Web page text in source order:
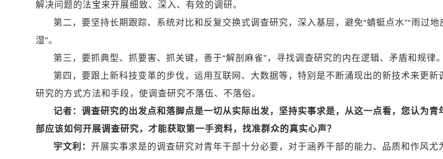
解决问题的法宝来开展细致、深入、有效的调研。
第二，要坚持长期跟踪、系统对比和反复交换式调查研究，深入基层，避免“蜻蜓点水”“雨过地
湿”。
第三，要抓典型、抓要害、抓关键，善于“解剖麻雀”，寻找调查研究的内在逻辑、矛盾和规律。
第四，要跟上新科技变革的步伐，运用互联网、大数据等，特别是不断涌现出的新技术来更新
研究的方式方法和手段，使调查研究不落伍、不落俗。
记者：调查研究的出发点和落脚点是一切从实际出发，坚持实事求是，从这一点看，您认为青
部应该如何开展调查研究，才能获取第一手资料，找准群众的真实心声？
宇文利： 开展实事求是的调查研究对青年干部十分必要，对于涵养干部的能力、品质和作风尤